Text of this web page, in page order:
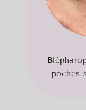
poches